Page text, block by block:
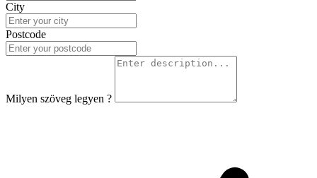
City
Postcode
Milyen szöveg legyen ?